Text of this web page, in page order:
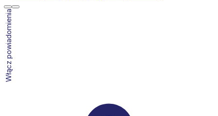
Włącz powiadomienia